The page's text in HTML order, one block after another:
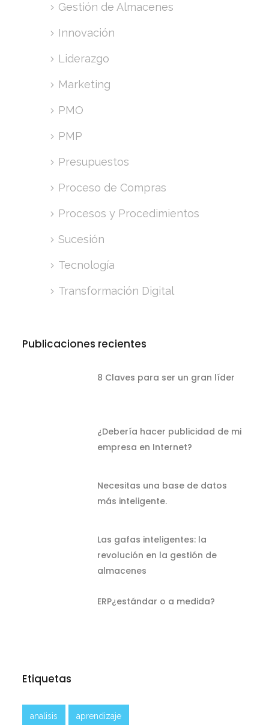
Gestión de Almacenes
Innovación
Liderazgo
Marketing
PMO
PMP
Presupuestos
Proceso de Compras
Procesos y Procedimientos
Sucesión
Tecnología
Transformación Digital
Publicaciones recientes
8 Claves para ser un gran líder
¿Debería hacer publicidad de mi
empresa en Internet?
Necesitas una base de datos
más inteligente.
Las gafas inteligentes: la
revolución en la gestión de
almacenes
ERP¿estándar o a medida?
Etiquetas
analisis aprendizaje